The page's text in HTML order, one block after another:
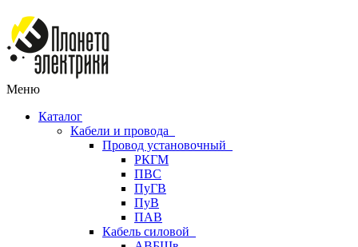
Меню
Каталог
Кабели и провода
Провод установочный
РКГМ
ПВС
ПуГВ
ПуВ
ПАВ
Кабель силовой